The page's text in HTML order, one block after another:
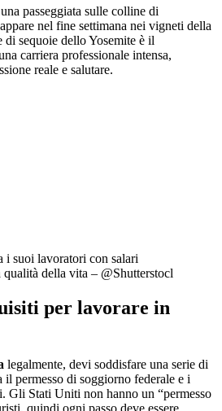
passeggiata sulle colline di
nel fine settimana nei vigneti della
sequoie dello Yosemite è il
carriera professionale intensa,
reale e salutare.
i suoi lavoratori con salari
qualità della vita – @Shutterstocl
per lavorare in
legalmente, devi soddisfare una serie di
permesso di soggiorno federale e i
Gli Stati Uniti non hanno un “permesso
quindi ogni passo deve essere